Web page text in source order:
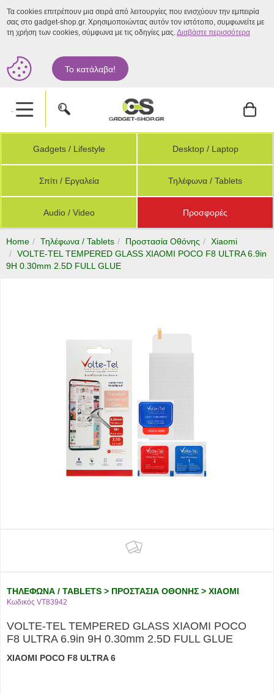
Τα cookies επιτρέπουν μια σειρά από λειτουργίες που ενισχύουν την εμπειρία
σας στο gadget-shop.gr. Χρησιμοποιώντας αυτόν τον ιστότοπο, συμφωνείτε με
τη χρήση των cookies, σύμφωνα με τις οδηγίες μας.Διαβάστε περισσότερα
Το κατάλαβα!
.
Gadgets / Lifestyle Desktop / Laptop
Σπίτι / Εργαλεία Τηλέφωνα / Tablets
Audio / Video Προσφορές
Home Τηλέφωνα / Tablets Προστασία Οθόνης
Xiaomi
VOLTE-TEL TEMPERED GLASS XIAOMI POCO F8 ULTRA 6.9in
9H 0.30mm 2.5D FULL GLUE
ΤΗΛΕΦΩΝΑ / TABLETS > ΠΡΟΣΤΑΣΙΑ ΟΘΟΝΗΣ > XIAOMI
Κωδικός VT83942
VOLTE-TEL TEMPERED GLASS XIAOMI POCO
F8 ULTRA 6.9in 9H 0.30mm 2.5D FULL GLUE
XIAOMI POCO F8 ULTRA 6